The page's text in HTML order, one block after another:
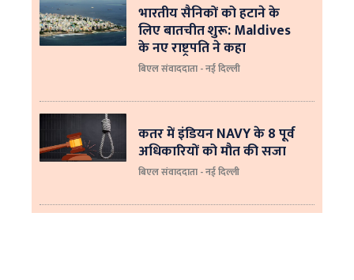
भारतीय सैनिकों को हटाने के
लिए बातचीत शुरू: Maldives
के नए राष्ट्रपति ने कहा
बिएल संवाददाता - नई दिल्‍ली
कतर में इंडियन NAVY के 8 पूर्व
अधिकारियों को मौत की सजा
बिएल संवाददाता - नई दिल्ली